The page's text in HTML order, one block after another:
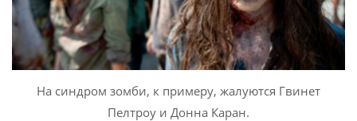
На синдром зомби, к примеру, жалуются Гвинет
Пелтроу и Донна Каран.